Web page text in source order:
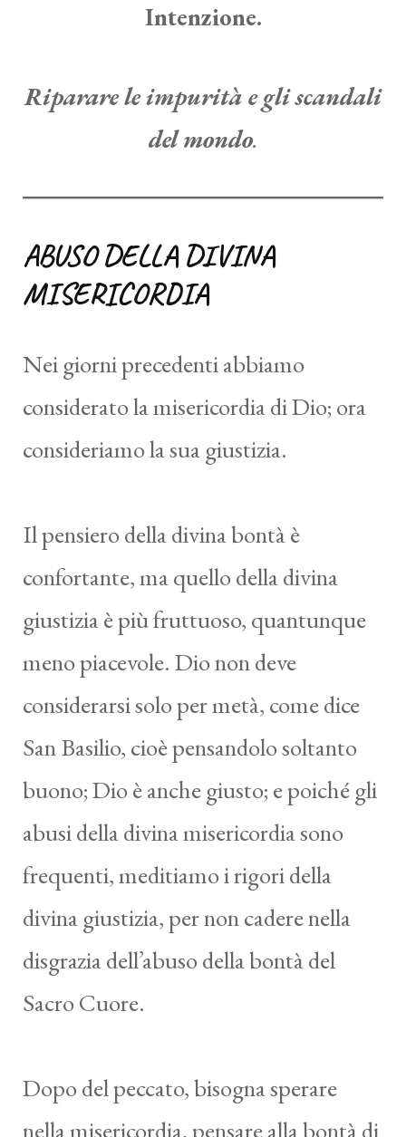
Intenzione.
Riparare le impurità e gli scandali
del mondo.
ABUSO DELLA DIVINA
MISERICORDIA
Nei giorni precedenti abbiamo
considerato la misericordia di Dio; ora
consideriamo la sua giustizia.
Il pensiero della divina bontà è
confortante, ma quello della divina
giustizia è più fruttuoso, quantunque
meno piacevole. Dio non deve
considerarsi solo per metà, come dice
San Basilio, cioè pensandolo soltanto
buono; Dio è anche giusto; e poiché gli
abusi della divina misericordia sono
frequenti, meditiamo i rigori della
divina giustizia, per non cadere nella
disgrazia dell’abuso della bontà del
Sacro Cuore.
Dopo del peccato, bisogna sperare
nella misericordia, pensare alla bontà di